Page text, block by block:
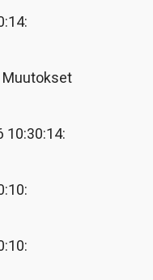
Muutokset
10:30:14: